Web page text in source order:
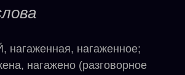
нагаженное;
нагажено (разговорное